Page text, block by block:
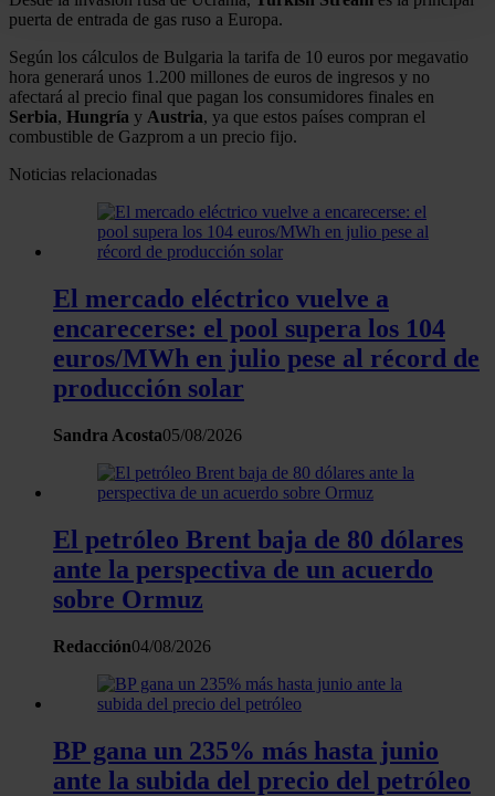
para buscar características específicas (huellas
Obtenga más información sobre cómo se procesan sus
datos personales y establezca sus preferencias en la
sección de datos. Puede cambiar o retirar su
consentimiento en cualquier momento en la Declaración
de cookies.
Las cookies de este sitio web se usan para personalizar
el contenido y los anuncios, ofrecer funciones de redes
información sobre el uso que haga del sitio web con
nuestros partners de redes sociales, publicidad y análisis
web, quienes pueden combinarla con otra información
que les haya proporcionado o que hayan recopilado a
puerta de entrada de gas ruso a Europa.
Según los cálculos de Bulgaria la tarifa de 10 euros por megavatio
hora generará unos 1.200 millones de euros de ingresos y no
afectará al precio final que pagan los consumidores finales en
Serbia, Hungría y Austria, ya que estos países compran el
combustible de Gazprom a un precio fijo.
Noticias relacionadas
El mercado eléctrico vuelve a
encarecerse: el pool supera los 104
euros/MWh en julio pese al récord de
producción solar
Sandra Acosta05/08/2026
El petróleo Brent baja de 80 dólares
ante la perspectiva de un acuerdo
sobre Ormuz
Redacción04/08/2026
BP gana un 235% más hasta junio
ante la subida del precio del petróleo